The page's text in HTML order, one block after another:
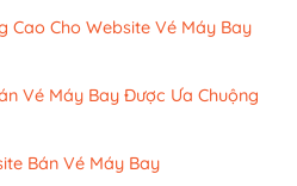
Cao Cho Website Vé Máy Bay
Vé Máy Bay Được Ưa Chuộng
Bán Vé Máy Bay